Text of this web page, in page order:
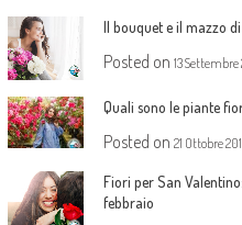
Il bouquet e il mazzo
Posted on 13 Settembre
Quali sono le piante
Posted on 21 Ottobre
Fiori per San
febbraio